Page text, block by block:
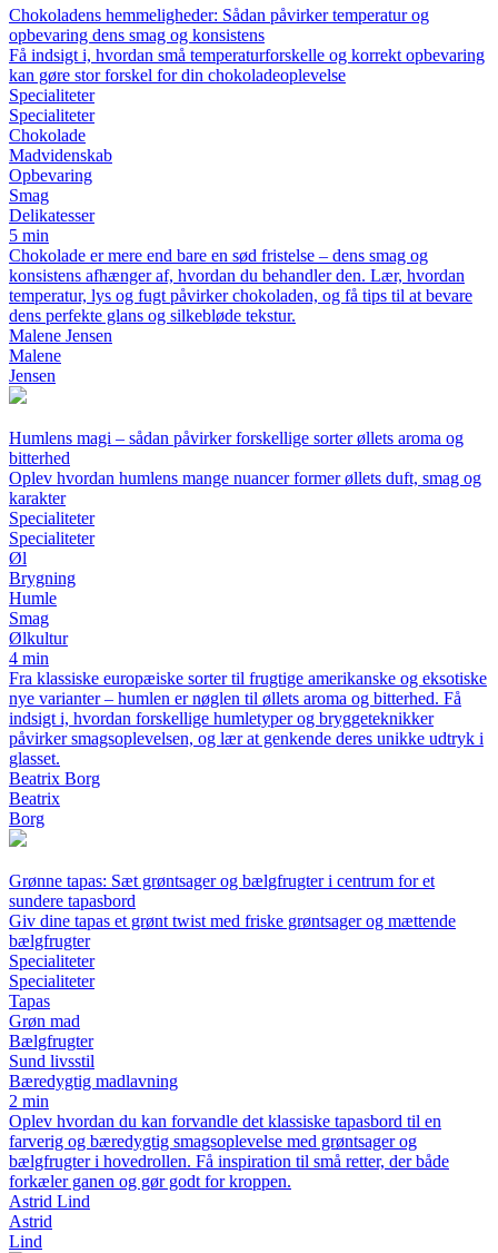
Chokoladens hemmeligheder: Sådan påvirker temperatur og
opbevaring dens smag og konsistens
Få indsigt i, hvordan små temperaturforskelle og korrekt opbevaring
kan gøre stor forskel for din chokoladeoplevelse
Specialiteter
Specialiteter
Chokolade
Madvidenskab
Opbevaring
Smag
Delikatesser
5 min
Chokolade er mere end bare en sød fristelse – dens smag og
konsistens afhænger af, hvordan du behandler den. Lær, hvordan
temperatur, lys og fugt påvirker chokoladen, og få tips til at bevare
dens perfekte glans og silkebløde tekstur.
Malene Jensen
Malene
Jensen
Humlens magi – sådan påvirker forskellige sorter øllets aroma og
bitterhed
Oplev hvordan humlens mange nuancer former øllets duft, smag og
karakter
Specialiteter
Specialiteter
Øl
Brygning
Humle
Smag
Ølkultur
4 min
Fra klassiske europæiske sorter til frugtige amerikanske og eksotiske
nye varianter – humlen er nøglen til øllets aroma og bitterhed. Få
indsigt i, hvordan forskellige humletyper og bryggeteknikker
påvirker smagsoplevelsen, og lær at genkende deres unikke udtryk i
glasset.
Beatrix Borg
Beatrix
Borg
Grønne tapas: Sæt grøntsager og bælgfrugter i centrum for et
sundere tapasbord
Giv dine tapas et grønt twist med friske grøntsager og mættende
bælgfrugter
Specialiteter
Specialiteter
Tapas
Grøn mad
Bælgfrugter
Sund livsstil
Bæredygtig madlavning
2 min
Oplev hvordan du kan forvandle det klassiske tapasbord til en
farverig og bæredygtig smagsoplevelse med grøntsager og
bælgfrugter i hovedrollen. Få inspiration til små retter, der både
forkæler ganen og gør godt for kroppen.
Astrid Lind
Astrid
Lind